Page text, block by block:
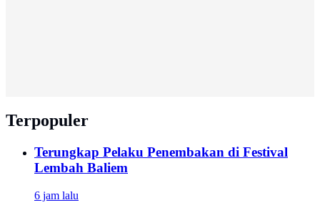
Terpopuler
Terungkap Pelaku Penembakan di Festival
Lembah Baliem
6 jam lalu